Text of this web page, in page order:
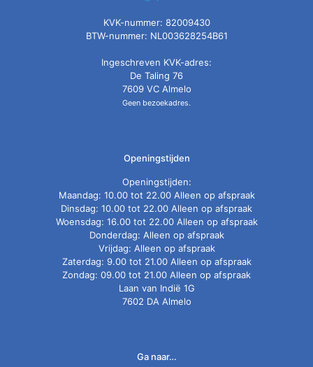
KVK-nummer: 82009430
BTW-nummer: NL003628254B61
Ingeschreven KVK-adres:
De Taling 76
7609 VC Almelo
Geen bezoekadres.
Openingstijden
Openingstijden:
Maandag: 10.00 tot 22.00 Alleen op afspraak
Dinsdag: 10.00 tot 22.00 Alleen op afspraak
Woensdag: 16.00 tot 22.00 Alleen op afspraak
Donderdag: Alleen op afspraak
Vrijdag: Alleen op afspraak
Zaterdag: 9.00 tot 21.00 Alleen op afspraak
Zondag: 09.00 tot 21.00 Alleen op afspraak
Laan van Indië 1G
7602 DA Almelo
Ga naar…